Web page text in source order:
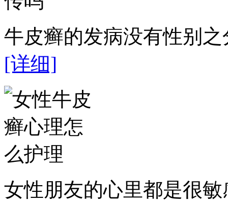
牛皮癣的发病没有性别
[详细]
女性朋友的心里都是很